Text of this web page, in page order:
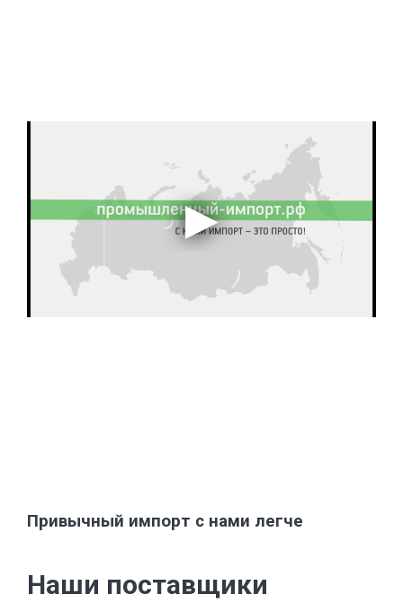
Привычный импорт с нами легче
Наши поставщики